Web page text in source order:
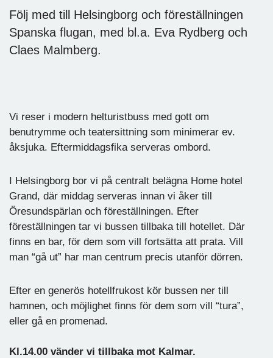
Följ med till Helsingborg och föreställningen
Spanska flugan, med bl.a. Eva Rydberg och
Claes Malmberg.
Vi reser i modern helturistbuss med gott om
benutrymme och teatersittning som minimerar ev.
åksjuka. Eftermiddagsfika serveras ombord.
I Helsingborg bor vi på centralt belägna Home hotel
Grand, där middag serveras innan vi åker till
Öresundspärlan och föreställningen. Efter
föreställningen tar vi bussen tillbaka till hotellet. Där
finns en bar, för dem som vill fortsätta att prata. Vill
man “gå ut” har man centrum precis utanför dörren.
Efter en generös hotellfrukost kör bussen ner till
hamnen, och möjlighet finns för dem som vill “tura”,
eller gå en promenad.
Kl.14.00 vänder vi tillbaka mot Kalmar.